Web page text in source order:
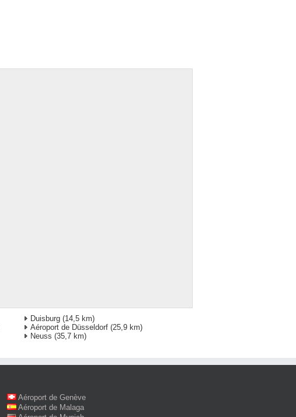
Duisburg (14,5 km)
Aéroport de Düsseldorf (25,9 km)
Neuss (35,7 km)
Aéroport de Genève
Aéroport de Malaga